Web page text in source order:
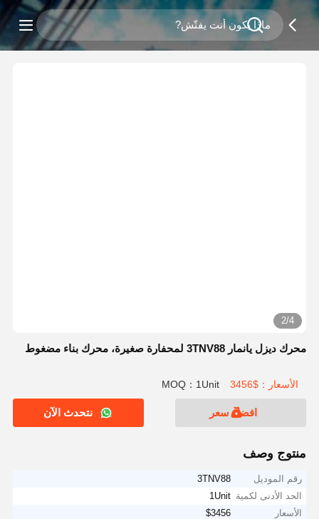
2/4
محرك ديزل يانمار 3TNV88 لمحفارة صغيرة، محرك بناء مضغوط
الأسعار：$3456 MOQ：1Unit
افضل سعر نتحدث الآن
منتوج وصف
رقم الموديل
3TNV88
الحد الأدنى لكمية 1Unit
الأسعار
$3456